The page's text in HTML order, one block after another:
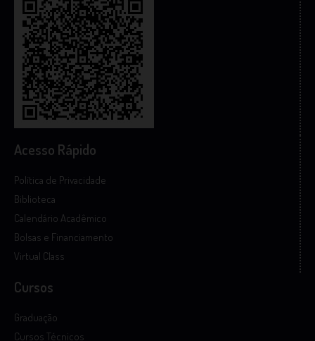
Acesso Rápido
Política de Privacidade
Biblioteca
Calendário Acadêmico
Bolsas e Financiamento
Virtual Class
Cursos
Graduação
Cursos Técnicos